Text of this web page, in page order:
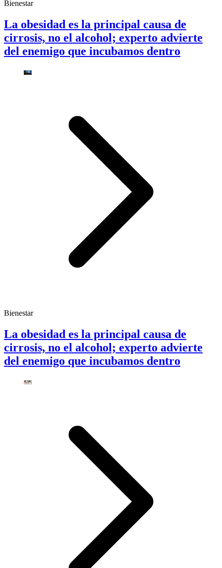
Bienestar
La obesidad es la principal causa de
cirrosis, no el alcohol; experto advierte
del enemigo que incubamos dentro
Bienestar
La obesidad es la principal causa de
cirrosis, no el alcohol; experto advierte
del enemigo que incubamos dentro